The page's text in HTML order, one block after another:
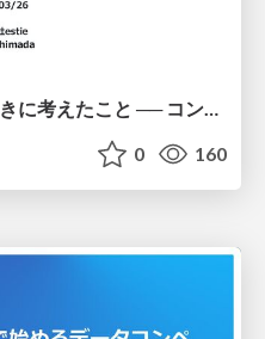
GKEからECSへ移行したときに考えたこと ── コンテナ基盤の技術選定のリアルと、その判断軸
0 160